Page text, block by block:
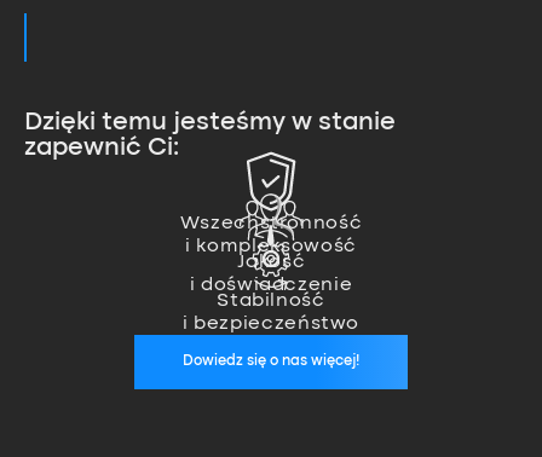
Dzięki temu jesteśmy w stanie
zapewnić Ci:
Wszechstronność
i kompleksowość
Zajmujemy się pełną realizacją
projektu od pomysłu, przez
wykonanie, aż po wdrożenie.
Jakość
i doświadczenie
Nasz team ekspertów pozwala
nam na realizację nawet
najbardziej zaawansowanych
projektów.
Stabilność
i bezpieczeństwo
Jesteśmy zawsze, kiedy nas
potrzebujesz. Zapewniamy stałą
opiekę wykwalifikowanego
specjalisty, który zadba o
stabilność Twoich aplikacji.
Dowiedz się o nas więcej!